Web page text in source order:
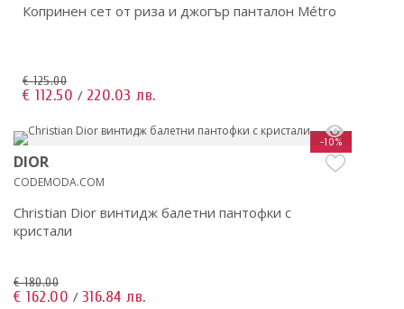
Копринен сет от риза и джогър панталон Métro
€ 125.00
€ 112.50 / 220.03 лв.
-10%
DIOR
CODEMODA.COM
Christian Dior винтидж балетни пантофки с
кристали
€ 180.00
€ 162.00 / 316.84 лв.